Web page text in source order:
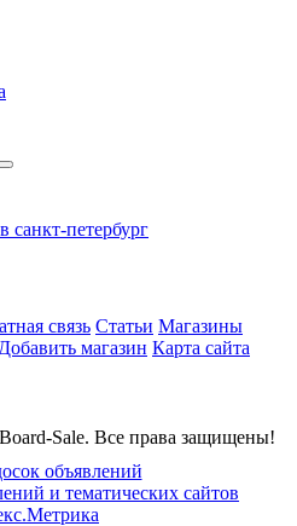
санкт-петербург
связь Статьи Магазины
Добавить магазин Карта сайта
Sale. Все права защищены!